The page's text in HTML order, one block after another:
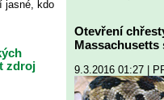
jasné, kdo
zdroj
Otevření
Massachusetts
9.3.2016 01:27 |